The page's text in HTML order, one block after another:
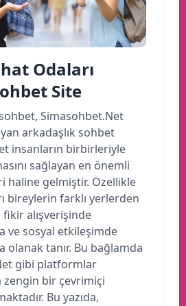
Odaları
Site
Simasohbet.Net
arkadaşlık sohbet
insanların birbirleriyle
sağlayan en önemli
haline gelmiştir. Özellikle
bireylerin farklı yerlerden
fikir alışverişinde
ve sosyal etkileşimde
olanak tanır. Bu bağlamda
gibi platformlar
zengin bir çevrimiçi
Bu yazıda,